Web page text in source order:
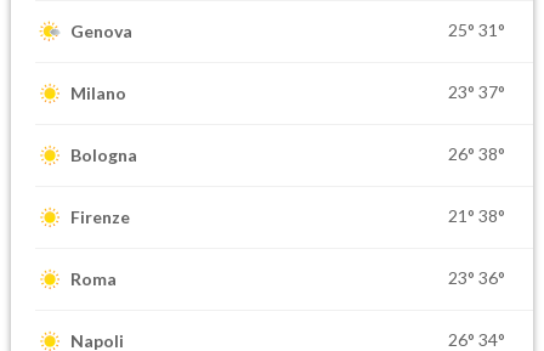
Genova 25° 31°
Milano 23° 37°
Bologna 26° 38°
Firenze 21° 38°
Roma 23° 36°
Napoli 26° 34°